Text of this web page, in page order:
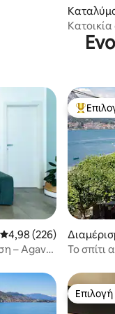
Μέση βαθμολογία: 4,98
4,98 (226)
– Agave
Το σπίτι